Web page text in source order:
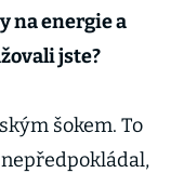
stejné
na energie a
jste?
šokem. To